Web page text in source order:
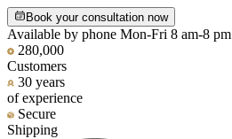
Book your consultation now
Available by phone Mon-Fri 8 am-8 pm
280,000
Customers
30 years
of experience
Secure
Shipping